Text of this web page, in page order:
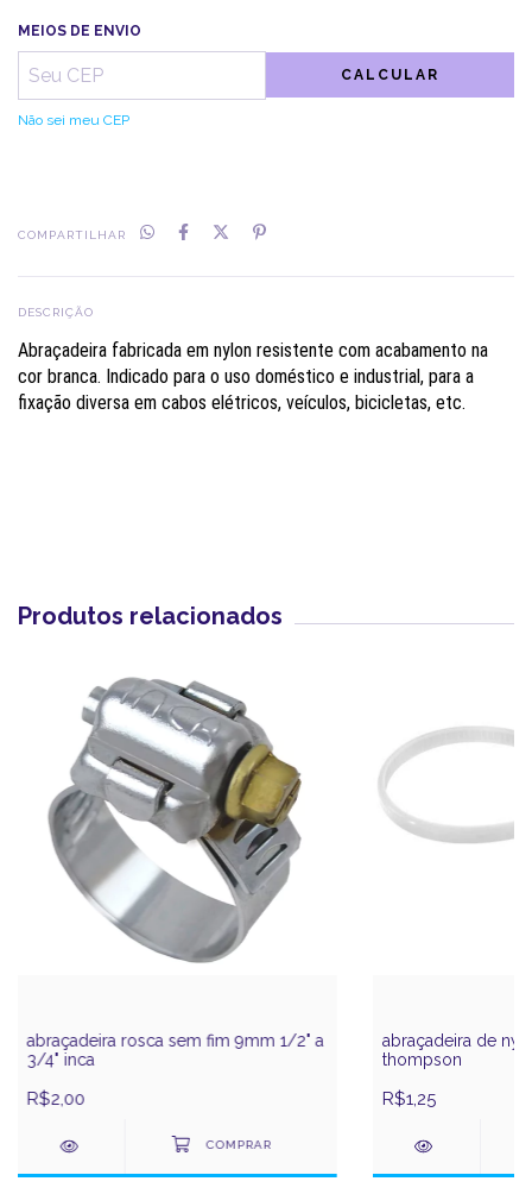
MEIOS DE ENVIO
CALCULAR
Não sei meu CEP
COMPARTILHAR
DESCRIÇÃO
Abraçadeira fabricada em nylon resistente com acabamento na
cor branca. Indicado para o uso doméstico e industrial, para a
fixação diversa em cabos elétricos, veículos, bicicletas, etc.
Produtos relacionados
abraçadeira rosca sem fim 9mm 1/2" a
3/4" inca
R$2,00
abraçadeira de
thompson
R$1,25